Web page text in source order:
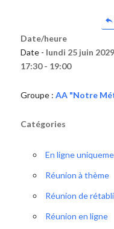
Date/heure
Date - lundi 25 juin 2029
17:30 - 19:00
Groupe : AA "Notre
Catégories
En ligne
Réunion à thème
Réunion de
Réunion en ligne